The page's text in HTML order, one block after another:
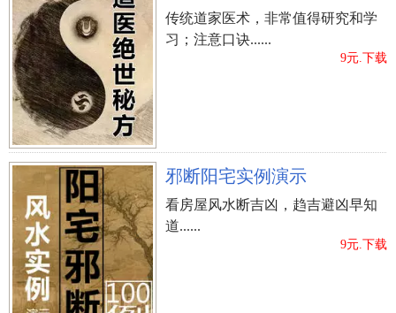
传统道家医术，非常值得研究和学
习；注意口诀......
9元.下载
邪断阳宅实例演示
看房屋风水断吉凶，趋吉避凶早知
道......
9元.下载